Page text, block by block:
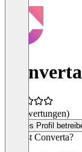
Converta
(0 Bewertungen)
Dieses Profil
Was ist Converta?